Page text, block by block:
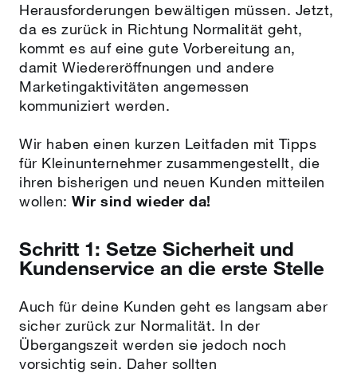
Herausforderungen bewältigen müssen. Jetzt,
da es zurück in Richtung Normalität geht,
kommt es auf eine gute Vorbereitung an,
damit Wiedereröffnungen und andere
Marketingaktivitäten angemessen
kommuniziert werden.
Wir haben einen kurzen Leitfaden mit Tipps
für Kleinunternehmer zusammengestellt, die
ihren bisherigen und neuen Kunden mitteilen
wollen: Wir sind wieder da!
Schritt 1: Setze Sicherheit und
Kundenservice an die erste Stelle
Auch für deine Kunden geht es langsam aber
sicher zurück zur Normalität. In der
Übergangszeit werden sie jedoch noch
vorsichtig sein. Daher sollten